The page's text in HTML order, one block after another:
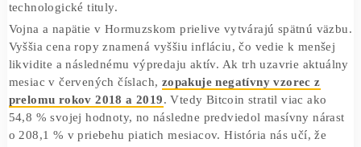
Predchádzajúce prepady v tomto odvetví spôsobovali
interné udalosti, ako boli kolapsy búrz alebo zásahy
regulátorov. Dnes je však situácia zásadne iná. Celý
prechádza prvou skutočnou skúškou v rámci globálnej
makroekonomickej krízy bok po boku s tradičnými trhmi.
Bitcoin, ktorý mátrhovú kapitalizáciu 1,35 bilióna
bojuje o svoju pozíciu. Aj keď ho mnohí označovali za